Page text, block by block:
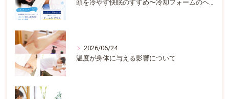
頭を冷やす快眠のすすめ〜冷却フォームのヘッドスパ
2026/06/24
温度が身体に与える影響について